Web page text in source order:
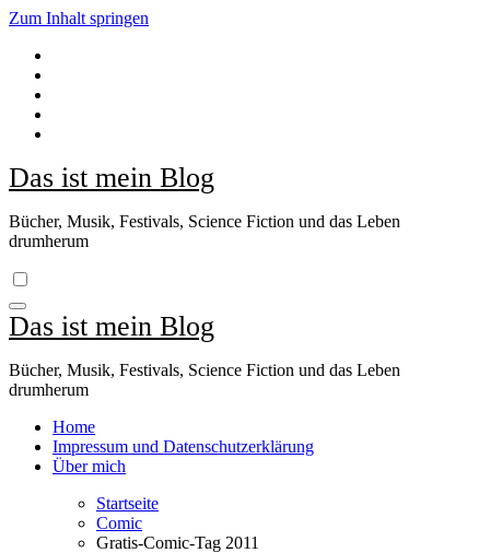
Zum Inhalt springen
Das ist mein Blog
Bücher, Musik, Festivals, Science Fiction und das Leben
drumherum
Das ist mein Blog
Bücher, Musik, Festivals, Science Fiction und das Leben
drumherum
Home
Impressum und Datenschutzerklärung
Über mich
Startseite
Comic
Gratis-Comic-Tag 2011